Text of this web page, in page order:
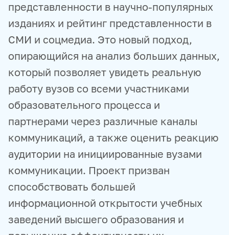
представленности в научно-популярных
изданиях и рейтинг представленности в
СМИ и соцмедиа. Это новый подход,
опирающийся на анализ больших данных,
который позволяет увидеть реальную
работу вузов со всеми участниками
образовательного процесса и
партнерами через различные каналы
коммуникаций, а также оценить реакцию
аудитории на инициированные вузами
коммуникации. Проект призван
способствовать большей
информационной открытости учебных
заведений высшего образования и